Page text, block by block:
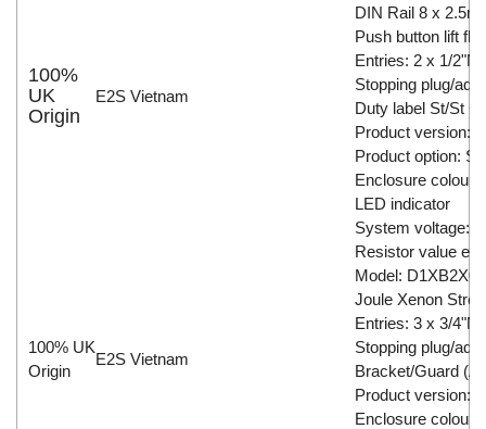
100%
UK
Origin
E2S Vietnam
DIN Rail 8 x
Push button lift
Entries: 2 x 1/
Stopping plug/
Duty label St/St +
Product version:
Product option:
Enclosure colour:
LED indicator
System voltage:
Resistor value
100% UK
Origin
E2S Vietnam
Model:
Joule Xenon
Entries: 3 x 3/
Stopping plug/
Bracket/Guard
Product version:
Enclosure colour: